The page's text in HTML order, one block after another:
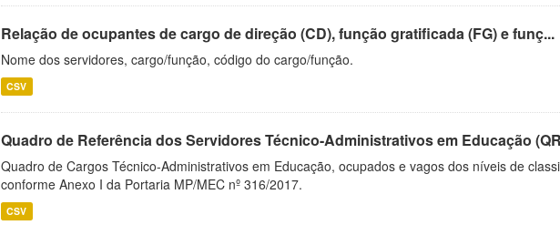
Relação de ocupantes de cargo de direção (CD), função gratificada (FG) e funç...
Nome dos servidores, cargo/função, código do cargo/função.
CSV
Quadro de Referência dos Servidores Técnico-Administrativos em Educação
Quadro de Cargos Técnico-Administrativos em Educação, ocupados e vagos dos níveis de
conforme Anexo I da Portaria MP/MEC nº 316/2017.
CSV